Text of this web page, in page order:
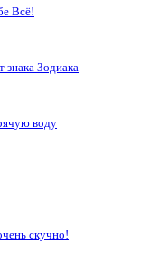
Всё!
знака Зодиака
воду
скучно!